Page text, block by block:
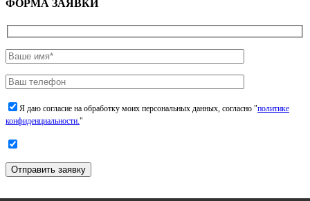
ФОРМА ЗАЯВКИ
Я даю согласие на обработку моих персональных данных, согласно "политике
конфиденциальности."
Отправить заявку